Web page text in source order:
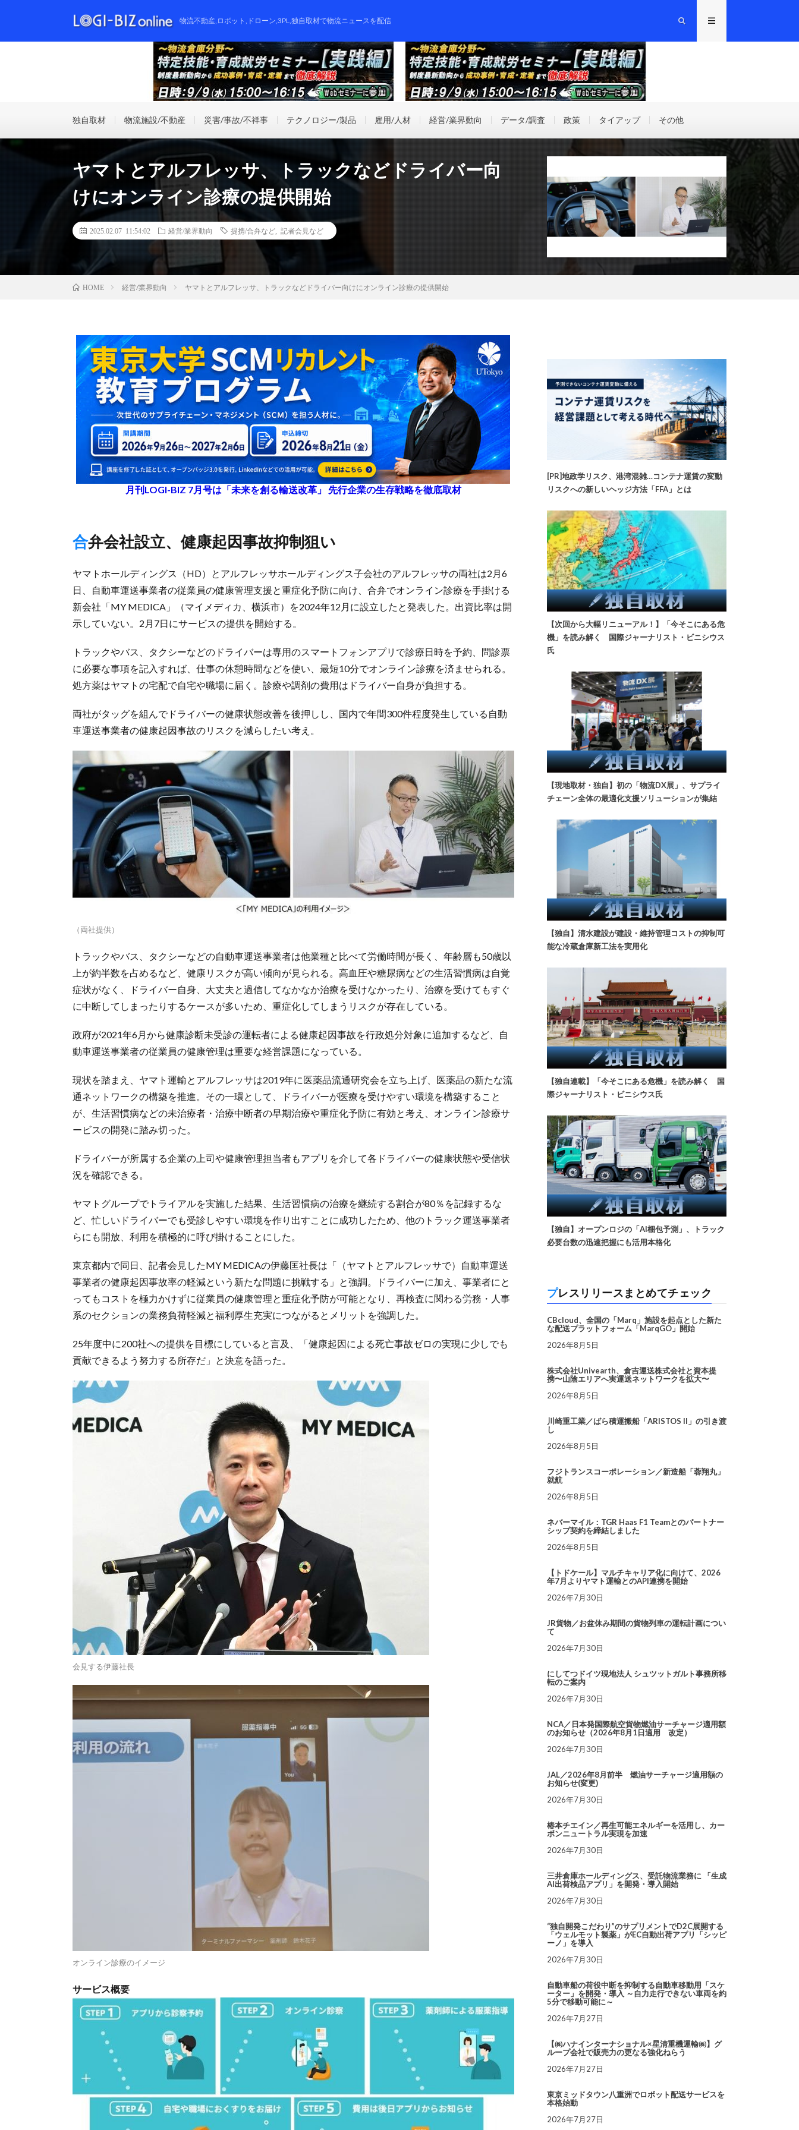
物流不動産,ロボット,ドローン,3PL,独自取材で物流ニュースを配信
独自取材 物流施設/不動産 災害/事故/不祥事 テクノロジー/製品 雇用/人材 経営/業界動向 データ/調査 政策 タイアップ その他
ヤマトとアルフレッサ、トラックなどドライバー向
けにオンライン診療の提供開始
2025.02.07 11:54:02 経営/業界動向 提携/合弁など 記者会見など
HOME 経営/業界動向 ヤマトとアルフレッサ、トラックなどドライバー向けにオンライン診療の提供開始
月刊LOGI-BIZ 7月号は「未来を創る輸送改革」 先行企業の生存戦略を徹底取材
合弁会社設立、健康起因事故抑制狙い
ヤマトホールディングス（HD）とアルフレッサホールディングス子会社のアルフレッサの両社は2月6
日、自動車運送事業者の従業員の健康管理支援と重症化予防に向け、合弁でオンライン診療を手掛ける
新会社「MY MEDICA」（マイメディカ、横浜市）を2024年12月に設立したと発表した。出資比率は開
示していない。2月7日にサービスの提供を開始する。
トラックやバス、タクシーなどのドライバーは専用のスマートフォンアプリで診療日時を予約、問診票
に必要な事項を記入すれば、仕事の休憩時間などを使い、最短10分でオンライン診療を済ませられる。
処方薬はヤマトの宅配で自宅や職場に届く。診療や調剤の費用はドライバー自身が負担する。
両社がタッグを組んでドライバーの健康状態改善を後押しし、国内で年間300件程度発生している自動
車運送事業者の健康起因事故のリスクを減らしたい考え。
（両社提供）
トラックやバス、タクシーなどの自動車運送事業者は他業種と比べて労働時間が長く、年齢層も50歳以
上が約半数を占めるなど、健康リスクが高い傾向が見られる。高血圧や糖尿病などの生活習慣病は自覚
症状がなく、ドライバー自身、大丈夫と過信してなかなか治療を受けなかったり、治療を受けてもすぐ
に中断してしまったりするケースが多いため、重症化してしまうリスクが存在している。
政府が2021年6月から健康診断未受診の運転者による健康起因事故を行政処分対象に追加するなど、自
動車運送事業者の従業員の健康管理は重要な経営課題になっている。
現状を踏まえ、ヤマト運輸とアルフレッサは2019年に医薬品流通研究会を立ち上げ、医薬品の新たな流
通ネットワークの構築を推進。その一環として、ドライバーが医療を受けやすい環境を構築すること
が、生活習慣病などの未治療者・治療中断者の早期治療や重症化予防に有効と考え、オンライン診療サ
ービスの開発に踏み切った。
ドライバーが所属する企業の上司や健康管理担当者もアプリを介して各ドライバーの健康状態や受信状
況を確認できる。
ヤマトグループでトライアルを実施した結果、生活習慣病の治療を継続する割合が80％を記録するな
ど、忙しいドライバーでも受診しやすい環境を作り出すことに成功したため、他のトラック運送事業者
らにも開放、利用を積極的に呼び掛けることにした。
東京都内で同日、記者会見したMY MEDICAの伊藤匡社長は「（ヤマトとアルフレッサで）自動車運送
事業者の健康起因事故率の軽減という新たな問題に挑戦する」と強調。ドライバーに加え、事業者にと
ってもコストを極力かけずに従業員の健康管理と重症化予防が可能となり、再検査に関わる労務・人事
系のセクションの業務負荷軽減と福利厚生充実につながるとメリットを強調した。
25年度中に200社への提供を目標にしていると言及、「健康起因による死亡事故ゼロの実現に少しでも
貢献できるよう努力する所存だ」と決意を語った。
会見する伊藤社長
オンライン診療のイメージ
サービス概要
[PR]地政学リスク、港湾混雑…コンテナ運賃の変動
リスクへの新しいヘッジ方法「FFA」とは
【次回から大幅リニューアル！】「今そこにある危
機」を読み解く 国際ジャーナリスト・ビニシウス
氏
【現地取材・独自】初の「物流DX展」、サプライ
チェーン全体の最適化支援ソリューションが集結
【独自】清水建設が建設・維持管理コストの抑制可
能な冷蔵倉庫新工法を実用化
【独自連載】「今そこにある危機」を読み解く 国
際ジャーナリスト・ビニシウス氏
【独自】オープンロジの「AI梱包予測」、トラック
必要台数の迅速把握にも活用本格化
プレスリリースまとめてチェック
CBcloud、全国の「Marq」施設を起点とした新た
な配送プラットフォーム「MarqGO」開始
2026年8月5日
株式会社Univearth、倉吉運送株式会社と資本提
携〜山陰エリアへ実運送ネットワークを拡大〜
2026年8月5日
川崎重工業／ばら積運搬船「ARISTOS II」の引き渡
し
2026年8月5日
フジトランスコーポレーション／新造船「蓉翔丸」
就航
2026年8月5日
ネバーマイル：TGR Haas F1 Teamとのパートナー
シップ契約を締結しました
2026年8月5日
【トドケール】マルチキャリア化に向けて、2026
年7月よりヤマト運輸とのAPI連携を開始
2026年7月30日
JR貨物／お盆休み期間の貨物列車の運転計画につい
て
2026年7月30日
にしてつドイツ現地法人 シュツットガルト事務所移
転のご案内
2026年7月30日
NCA／日本発国際航空貨物燃油サーチャージ適用額
のお知らせ（2026年8月1日適用 改定）
2026年7月30日
JAL／2026年8月前半 燃油サーチャージ適用額の
お知らせ(変更)
2026年7月30日
椿本チエイン／再生可能エネルギーを活用し、カー
ボンニュートラル実現を加速
2026年7月30日
三井倉庫ホールディングス、受託物流業務に 「生成
AI出荷検品アプリ」を開発・導入開始
2026年7月30日
“独自開発こだわり”のサプリメントでD2C展開する
「ウェルモット製薬」がEC自動出荷アプリ「シッピ
ーノ」を導入
2026年7月30日
自動車船の荷役中断を抑制する自動車移動用「スケ
ーター」を開発・導入 ～自力走行できない車両を約
5分で移動可能に～
2026年7月27日
【㈱ハナインターナショナル×星清重機運輸㈱】グ
ループ会社で販売力の更なる強化ねらう
2026年7月27日
東京ミッドタウン八重洲でロボット配送サービスを
本格始動
2026年7月27日